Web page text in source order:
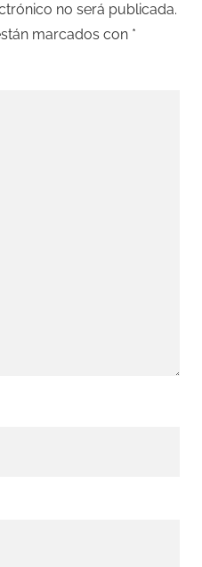
no será publicada.
marcados con *